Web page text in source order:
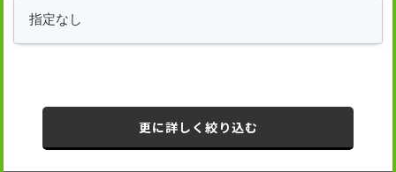
更に詳しく絞り込む